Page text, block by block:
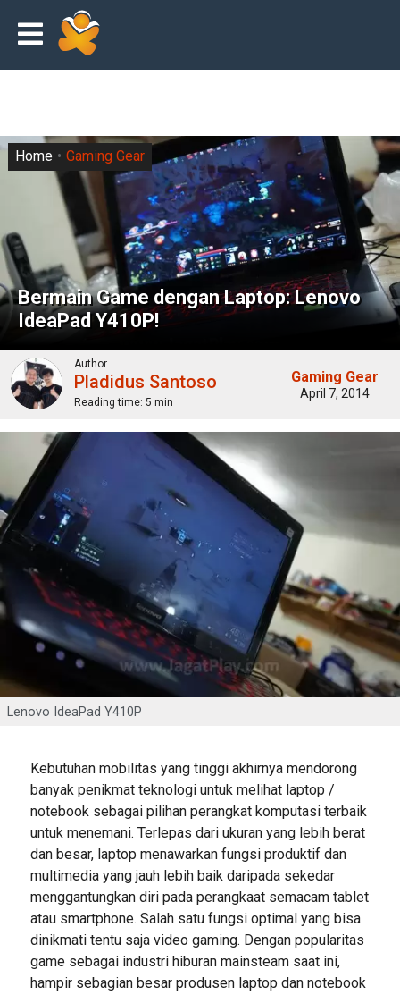
Bermain Game dengan Laptop: Lenovo
IdeaPad Y410P!
Home Gaming Gear
Author
Pladidus Santoso
Reading time: 5 min
Gaming Gear
April 7, 2014
Lenovo IdeaPad Y410P
Kebutuhan mobilitas yang tinggi akhirnya mendorong
banyak penikmat teknologi untuk melihat laptop /
notebook sebagai pilihan perangkat komputasi terbaik
untuk menemani. Terlepas dari ukuran yang lebih berat
dan besar, laptop menawarkan fungsi produktif dan
multimedia yang jauh lebih baik daripada sekedar
menggantungkan diri pada perangkaat semacam tablet
atau smartphone. Salah satu fungsi optimal yang bisa
dinikmati tentu saja video gaming. Dengan popularitas
game sebagai industri hiburan mainsteam saat ini,
hampir sebagian besar produsen laptop dan notebook